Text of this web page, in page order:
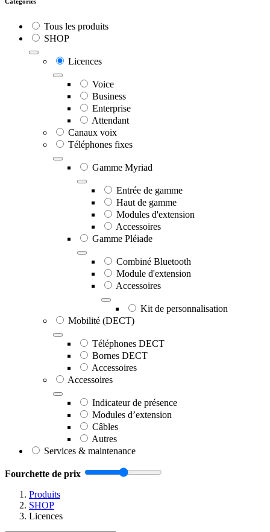
Tous les produits
SHOP
Licences
Voice
Business
Enterprise
Attendant
Canaux voix
Téléphones fixes
Gamme Myriad
Entrée de gamme
Haut de gamme
Modules d'extension
Accessoires
Gamme Pléiade
Combiné Bluetooth
Module d'extension
Accessoires
Kit de personnalisation
Mobilité (DECT)
Téléphones DECT
Bornes DECT
Accessoires
Accessoires
Indicateur de présence
Modules d’extension
Câbles
Autres
Services & maintenance
Fourchette de prix
Produits
SHOP
Licences